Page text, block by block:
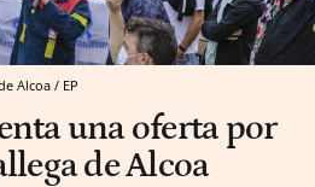
Alcoa / EP
una oferta por
de Alcoa